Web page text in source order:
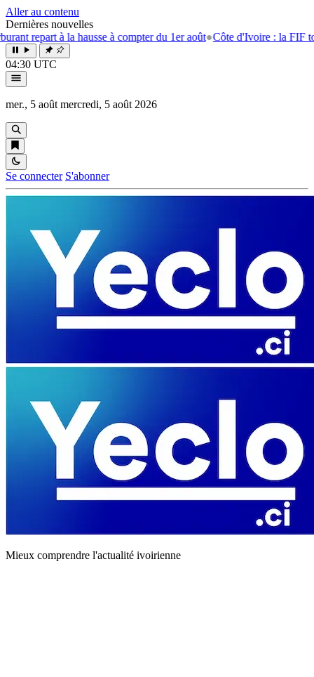
Aller au contenu
Dernières nouvelles
à la hausse à compter du 1er août●Côte d'Ivoire : la FIF tourne
04:30 UTC
mer., 5 août mercredi, 5 août 2026
Se connecter S'abonner
Mieux comprendre l'actualité ivoirienne